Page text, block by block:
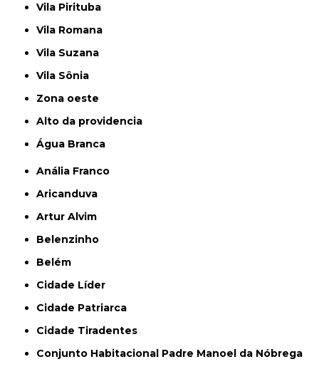
Vila Pirituba
Vila Romana
Vila Suzana
Vila Sônia
Zona oeste
alto da providencia
Água Branca
Anália Franco
Aricanduva
Artur Alvim
Belenzinho
Belém
Cidade Líder
Cidade Patriarca
Cidade Tiradentes
Conjunto Habitacional Padre Manoel da Nóbrega